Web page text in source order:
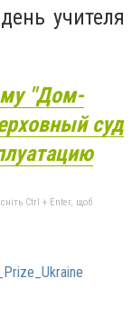
учителя
"Дом-
суд
Ctrl + Enter, щоб